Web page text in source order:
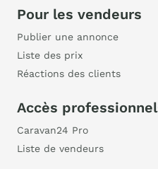
Pour les vendeurs
Publier une annonce
Liste des prix
Réactions des clients
Accès
Caravan24 Pro
Liste de vendeurs